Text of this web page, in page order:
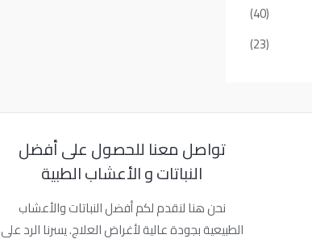
(40)
(23)
تواصل معنا للحصول على أفضل
النباتات و الأعشاب الطبية
نحن هنا لنقدم لكم أفضل النباتات والأعشاب
الطبيعية بجودة عالية لأغراض العلاج. يسرنا الرد على